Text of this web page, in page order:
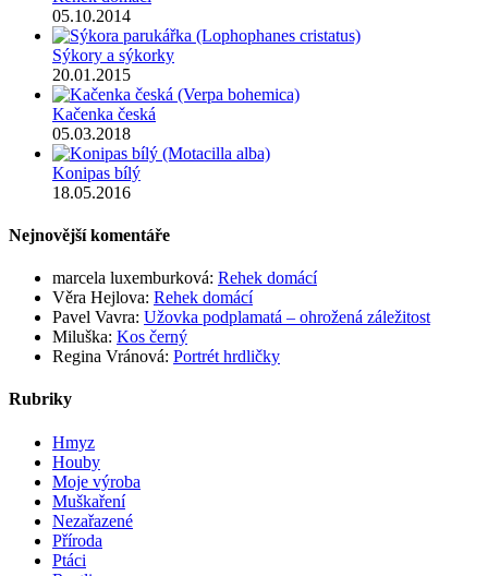
05.10.2014
Sýkory a sýkorky
20.01.2015
Kačenka česká
05.03.2018
Konipas bílý
18.05.2016
Nejnovější komentáře
marcela luxemburková: Rehek domácí
Věra Hejlova: Rehek domácí
Pavel Vavra: Užovka podplamatá – ohrožená záležitost
Miluška: Kos černý
Regina Vránová: Portrét hrdličky
Rubriky
Hmyz
Houby
Moje výroba
Muškaření
Nezařazené
Příroda
Ptáci